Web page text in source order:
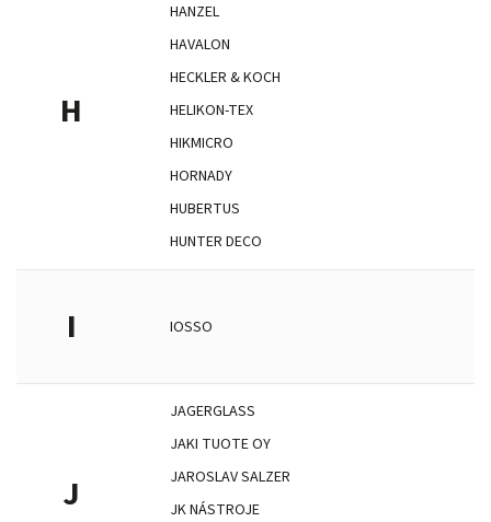
H
HANZEL
HAVALON
HECKLER & KOCH
HELIKON-TEX
HIKMICRO
HORNADY
HUBERTUS
HUNTER DECO
I IOSSO
J
JAGERGLASS
JAKI TUOTE OY
JAROSLAV SALZER
JK NÁSTROJE